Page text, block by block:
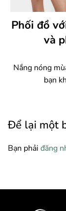
Phối đồ
và
Nắng nóng
bạn
Để lại một
Bạn phải đăng